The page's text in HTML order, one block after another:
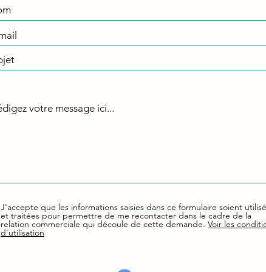
J'accepte que les informations saisies dans ce formulaire soient
et traitées pour permettre de me recontacter dans le cadre de la
relation commerciale qui découle de cette demande. Voir les
d'utilisation